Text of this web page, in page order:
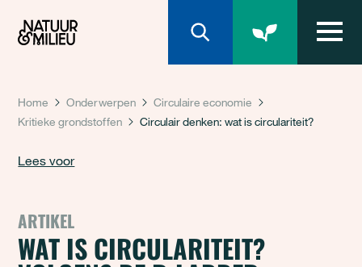
Home Onderwerpen
Circulaire economie
Kritieke grondstoffen
Circulair denken: wat is circulariteit?
Lees voor
ARTIKEL
WAT IS CIRCULARITEIT?